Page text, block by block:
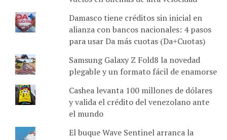
Damasco tiene créditos sin inicial en
alianza con bancos nacionales: 4 pasos
para usar Da más cuotas (Da+Cuotas)
Samsung Galaxy Z Fold8 la novedad
plegable y un formato fácil de enamorse
Cashea levanta 100 millones de dólares
y valida el crédito del venezolano ante
el mundo
El buque Wave Sentinel arranca la